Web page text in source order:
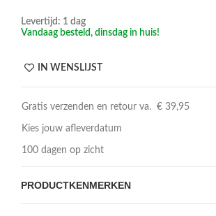
Levertijd: 1 dag
Vandaag besteld, dinsdag in huis!
IN WENSLIJST
Gratis verzenden en retour va. € 39,95
Kies jouw afleverdatum
100 dagen op zicht
PRODUCTKENMERKEN